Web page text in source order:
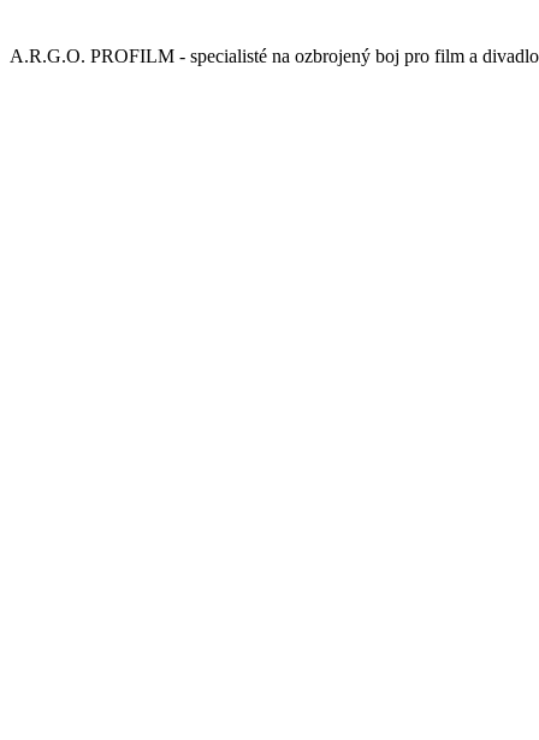
A.R.G.O. PROFILM - specialisté na ozbrojený boj pro film a divadlo